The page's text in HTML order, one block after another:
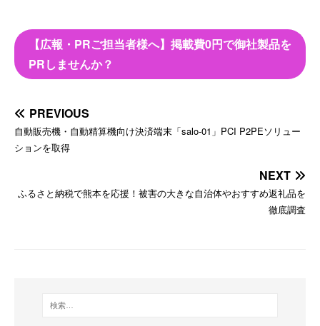
【広報・PRご担当者様へ】掲載費0円で御社製品を
PRしませんか？
PREVIOUS
自動販売機・自動精算機向け決済端末「salo-01」PCI P2PEソリュー
ションを取得
NEXT
ふるさと納税で熊本を応援！被害の大きな自治体やおすすめ返礼品を
徹底調査